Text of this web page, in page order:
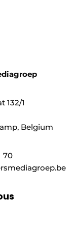
132/1
​​Belgium
70